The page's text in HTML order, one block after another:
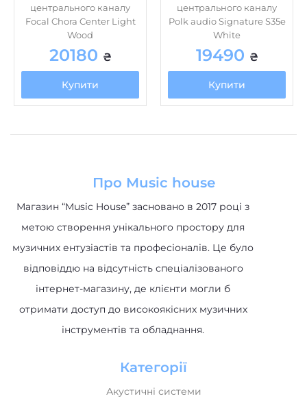
центрального каналу
Focal Chora Center Light
Wood
20180 ₴
Купити
центрального каналу
Polk audio Signature S35e
White
19490 ₴
Купити
Про Music house
Магазин “Music House” засновано в 2017 році з
метою створення унікального простору для
музичних ентузіастів та професіоналів. Це було
відповіддю на відсутність спеціалізованого
інтернет-магазину, де клієнти могли б
отримати доступ до високоякісних музичних
інструментів та обладнання.
Категорії
Акустичні системи